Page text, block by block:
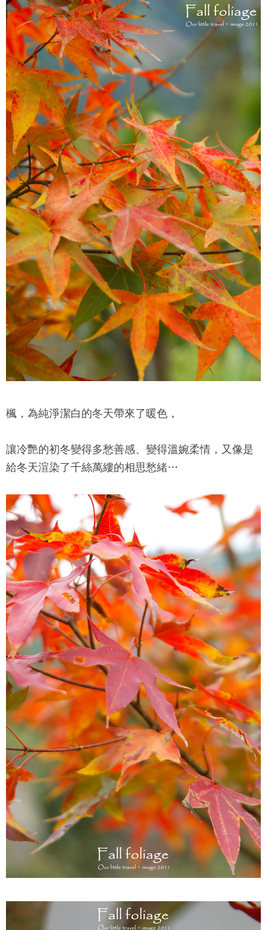
楓，為純淨潔白的冬天帶來了暖色，
讓冷艷的初冬變得多愁善感、變得溫婉柔情，又像是
給冬天渲染了千絲萬縷的相思愁緒…